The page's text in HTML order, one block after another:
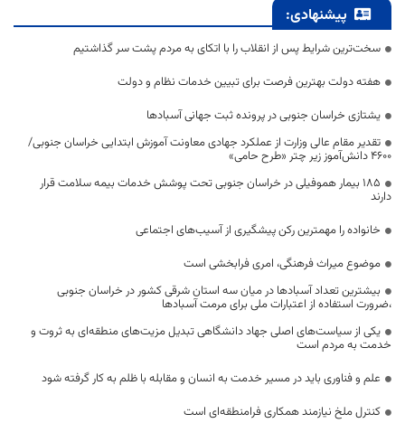
پیشنهادی:
سخت‌ترین شرایط پس از انقلاب را با اتکای به مردم پشت سر گذاشتیم
هفته دولت بهترین فرصت برای تبیین خدمات نظام و دولت
یشتازی خراسان جنوبی در پرونده ثبت جهانی آسبادها
تقدیر مقام عالی وزارت از عملکرد جهادی معاونت آموزش ابتدایی خراسان جنوبی/
۴۶۰۰ دانش‌آموز زیر چتر «طرح حامی»
۱۸۵ بیمار هموفیلی در خراسان جنوبی تحت پوشش خدمات بیمه سلامت قرار
دارند
خانواده را مهمترین رکن پیشگیری از آسیب‌های اجتماعی
موضوع میراث فرهنگی، امری فرابخشی است
بیشترین تعداد آسبادها در میان سه استان شرقی کشور در خراسان جنوبی
،ضرورت استفاده از اعتبارات ملی برای مرمت آسبادها
یکی از سیاست‌های اصلی جهاد دانشگاهی تبدیل مزیت‌های منطقه‌ای به ثروت و
خدمت به مردم است
علم و فناوری باید در مسیر خدمت به انسان و مقابله با ظلم به کار گرفته شود
کنترل ملخ نیازمند همکاری فرامنطقه‌ای است